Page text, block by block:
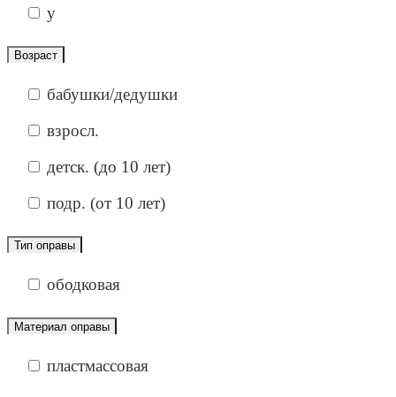
у
Возраст
бабушки/дедушки
взросл.
детск. (до 10 лет)
подр. (от 10 лет)
Тип оправы
ободковая
Материал оправы
пластмассовая